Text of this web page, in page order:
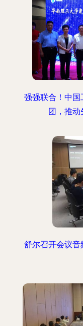
强强联合！中
团，推
舒尔召开会议